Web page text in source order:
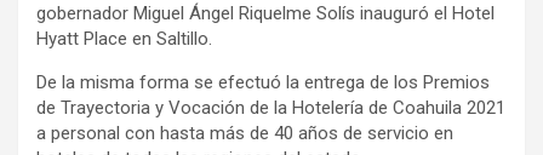
gobernador Miguel Ángel Riquelme Solís inauguró el Hotel
Hyatt Place en Saltillo.
De la misma forma se efectuó la entrega de los Premios
de Trayectoria y Vocación de la Hotelería de Coahuila 2021
a personal con hasta más de 40 años de servicio en